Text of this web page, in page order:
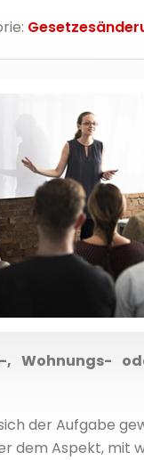
, Wohnungs-
der Aufgabe
dem Aspekt, mit